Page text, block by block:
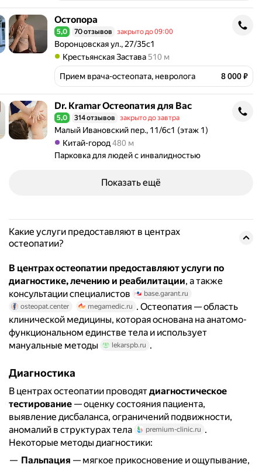
Остопора Остопора
Рейтинг 5,0 из 5
5,0 70 отзывов закрыто до 09:00
Адрес: Воронцовская ул., 27/35с1 .
Воронцовская ул., 27/35с1
Метро Крестьянская Застава Расстояние 510 м
Крестьянская Застава 510 м
Прием врача-остеопата, невролога 8 000 ₽
Dr. Kramar Остеопатия для Вас
Dr. Kramar Остеопатия для Вас
Рейтинг 5,0 из 5
5,0 314 отзывов закрыто до завтра
Адрес: Малый Ивановский пер., 11/6с1 (этаж 1) .
Малый Ивановский пер., 11/6с1 (этаж 1)
Метро Китай-город Расстояние 480 м
Китай-город 480 м
Парковка для людей с инвалидностью
Показать ещё
Какие услуги предоставляют в центрах
остеопатии?
В центрах остеопатии предоставляют услуги по
диагностике, лечению и реабилитации, а также
консультации специалистов
base.garant.ru
osteopat.center
megamedic.ru . Остеопатия — область
клинической медицины, которая основана на анатомо-
функциональном единстве тела и использует
мануальные методы
lekarspb.ru .
Диагностика
В центрах остеопатии проводятдиагностическое
тестирование — оценку состояния пациента,
выявление дисбаланса, ограничений подвижности,
аномалий в структурах тела
premium-clinic.ru .
Некоторые методы диагностики:
Пальпация — мягкое прикосновение и ощупывание,